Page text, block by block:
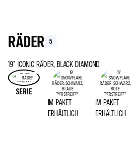
RÄDER 5
19" ICONIC RÄDER, BLACK DIAMOND
SERIE
IM PAKET
ERHÄLTLICH
IM PAKET
ERHÄLTLICH